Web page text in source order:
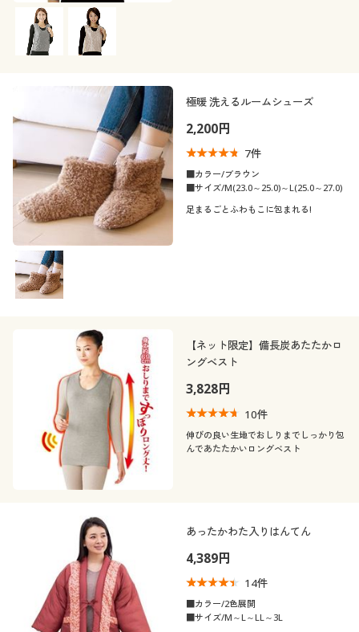
極暖 洗えるルームシューズ
2,200円
7件
■カラー/ブラウン
■サイズ/M(23.0～25.0)～L(25.0～27.0)
足まるごとふわもこに包まれる!
【ネット限定】備長炭あたたかロ
ングベスト
3,828円
10件
伸びの良い生地でおしりまでしっかり包
んであたたかいロングベスト
あったかわた入りはんてん
4,389円
14件
■カラー/2色展開
■サイズ/M～L～LL～3L